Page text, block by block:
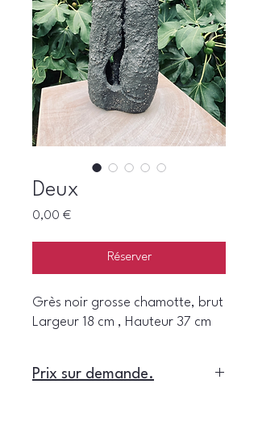
Deux
0,00 €Prix
Réserver
Grès noir grosse chamotte, brut
Largeur 18 cm , Hauteur 37 cm
Prix sur demande.